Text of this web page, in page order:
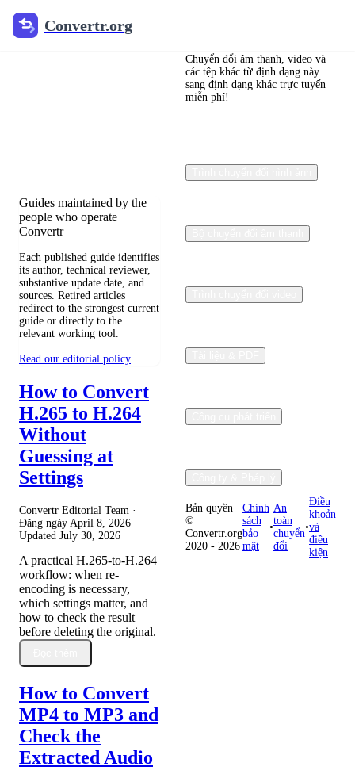
Convertr.org
Blog chuyển
Guides maintained by the
people who operate
Convertr
Each published guide identifies
its author, technical reviewer,
substantive update date, and
sources. Retired articles
redirect to the strongest current
guide or directly to the
relevant working tool.
Read our editorial policy
How to Convert
H.265 to H.264
Without
Guessing at
Settings
Convertr Editorial Team ·
Đăng ngày April 8, 2026 ·
Updated July 30, 2026
A practical H.265-to-H.264
workflow: when re-
encoding is necessary,
which settings matter, and
how to check the result
before deleting the original.
How to Convert
MP4 to MP3 and
Check the
Extracted Audio
Chuyển đổi âm thanh, video và
các tệp khác từ định dạng này
sang định dạng khác trực tuyến
miễn phí!
Bản quyền
©
Convertr.org
2020 - 2026
Chính
sách
bảo
mật
•
An
toàn
chuyển
đổi
•
Điều
khoản
và
điều
kiện